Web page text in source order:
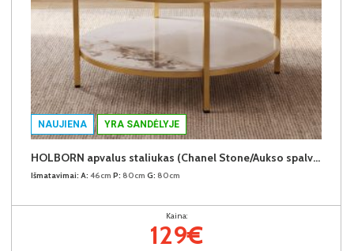
NAUJIENA YRA SANDĖLYJE
HOLBORN apvalus staliukas (Chanel Stone/Aukso spalvos kojos)
Išmatavimai: A: 46cm P: 80cm G: 80cm
Kaina:
129€